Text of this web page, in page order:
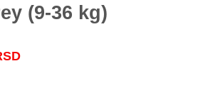
(9-36 kg)
Trenutna